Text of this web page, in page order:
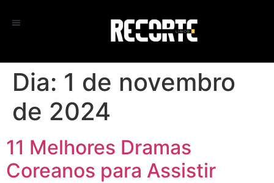
Dia: 1 de novembro
de 2024
11 Melhores Dramas
Coreanos para Assistir